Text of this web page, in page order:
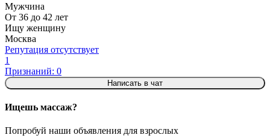
Мужчина
От 36 до 42 лет
Ищу женщину
Москва
Репутация отсутствует
1
Признаний: 0
Написать в чат
Ищешь массаж?
Попробуй наши объявления для взрослых